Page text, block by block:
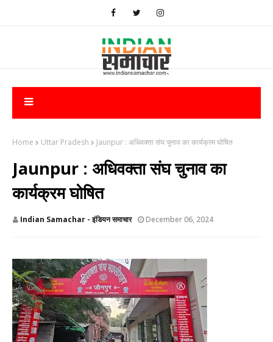
Home Uttar Pradesh ​Jaunpur : अधिवक्ता संघ चुनाव का कार्यक्रम घोषित
​Jaunpur : अधिवक्ता संघ चुनाव का
कार्यक्रम घोषित
Indian Samachar - इंडियन समाचार December 06, 2024